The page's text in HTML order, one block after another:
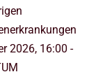
2026, 16:00 -